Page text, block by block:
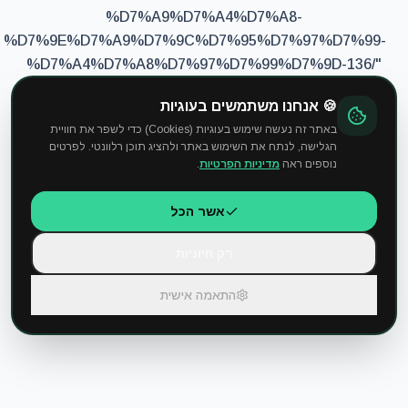
%D7%A9%D7%A4%D7%A8-
%D7%9E%D7%A9%D7%9C%D7%95%D7%97%D7%99-
%D7%A4%D7%A8%D7%97%D7%99%D7%9D-136/"
Go Home
🍪 אנחנו משתמשים בעוגיות
באתר זה נעשה שימוש בעוגיות (Cookies) כדי לשפר את חוויית
הגלישה, לנתח את השימוש באתר ולהציג תוכן רלוונטי. לפרטים
נוספים ראה מדיניות הפרטיות.
אשר הכל
התאמה אישית